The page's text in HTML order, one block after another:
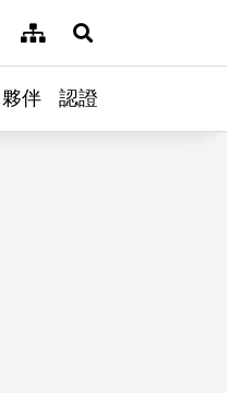
網站導覽展開搜尋
夥伴 認證